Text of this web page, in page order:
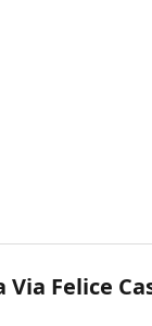
Felice